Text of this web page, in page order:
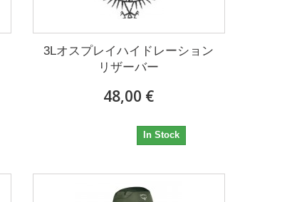
3Lオスプレイハイドレーション
リザーバー
48,00 €
In Stock